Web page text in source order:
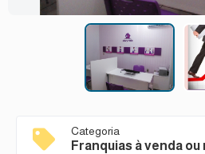
Categoria
Franquias à venda